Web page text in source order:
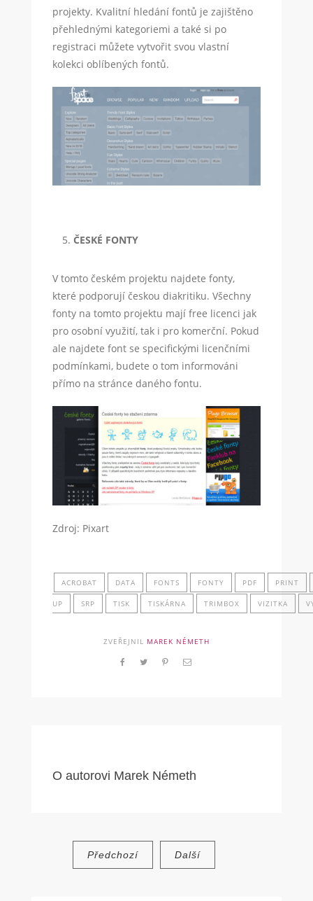
projekty. Kvalitní hledání fontů je zajištěno
přehlednými kategoriemi a také si po
registraci můžete vytvořit svou vlastní
kolekci oblíbených fontů.
ČESKÉ FONTY
V tomto českém projektu najdete fonty,
které podporují českou diakritiku. Všechny
fonty na tomto projektu mají free licenci jak
pro osobní využití, tak i pro komerční. Pokud
ale najdete font se specifickými licenčními
podmínkami, budete o tom informováni
přímo na stránce daného fontu.
Zdroj: Pixart
ACROBAT DATA FONTS FONTY PDF PRINT
UP SRP TISK TISKÁRNA TRIMBOX VIZITKA
ZVEŘEJNIL MAREK NÉMETH
O autorovi Marek Németh
NavigacePředchozí Další